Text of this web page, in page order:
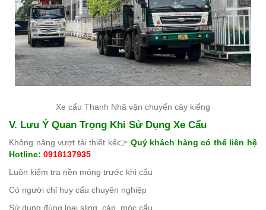
Xe cẩu Thanh Nhã vận chuyển cây kiểng
V. Lưu Ý Quan Trọng Khi Sử Dụng Xe Cẩu
Không nâng vượt tải thiết kế👉 Quý khách hàng có thể liên hệ
Hotline: 0918137935
Luôn kiểm tra nền móng trước khi cẩu
Có người chỉ huy cẩu chuyên nghiệp
Sử dụng đúng loại sling, cáp, móc cẩu